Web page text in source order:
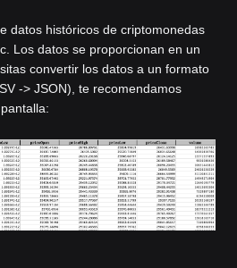
datos históricos de criptomonedas
Los datos se proporcionan en un
convertir los datos a un formato
-> JSON), te recomendamos